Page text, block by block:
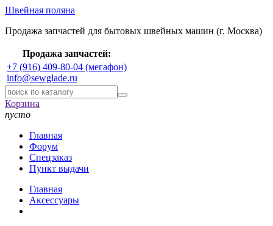
Швейная поляна
Продажа запчастей для бытовых швейных машин (г. Москва)
Продажа запчастей:
+7 (916) 409-80-04 (мегафон)
info@sewglade.ru
Корзина
пусто
Главная
Форум
Спецзаказ
Пункт выдачи
Главная
Аксессуары